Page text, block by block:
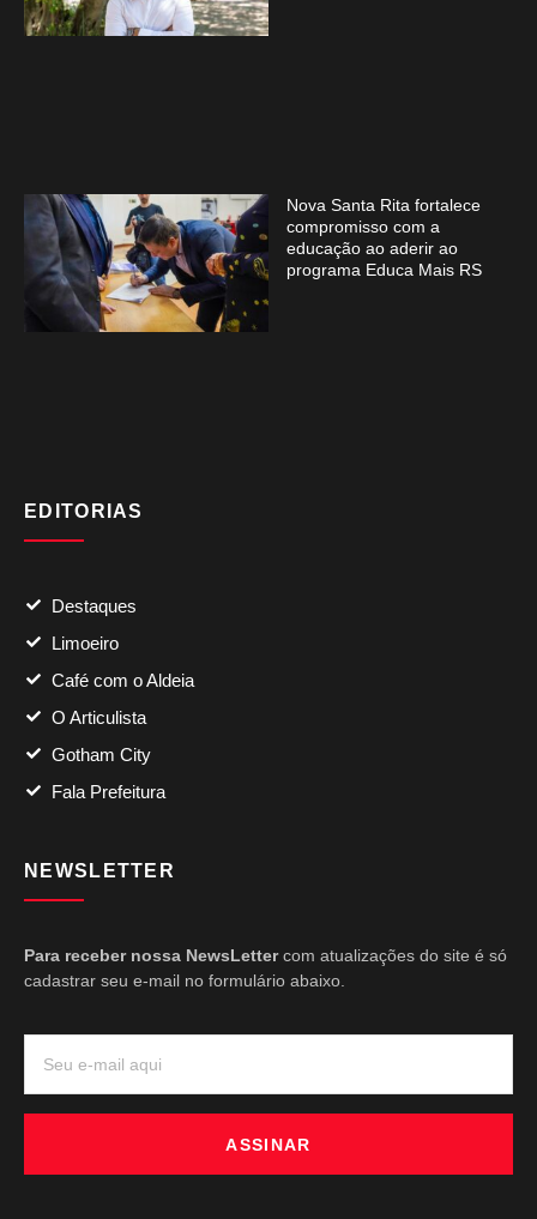
Nova Santa Rita fortalece
compromisso com a
educação ao aderir ao
programa Educa Mais RS
EDITORIAS
Destaques
Limoeiro
Café com o Aldeia
O Articulista
Gotham City
Fala Prefeitura
NEWSLETTER
Para receber nossa NewsLettercom atualizações do site é só
cadastrar seu e-mail no formulário abaixo.
ASSINAR